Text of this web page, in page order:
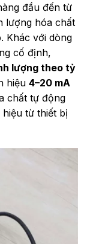
đầu đến từ
lượng hóa chất
Khác với dòng
cố định,
lượng theo tỷ
hiệu 4–20 mA
chất tự động
từ thiết bị